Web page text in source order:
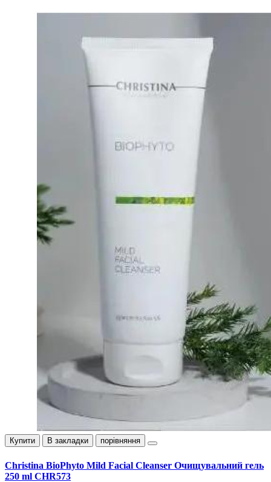
Купити В закладки порівняння
Christina BioPhyto Mild Facial Cleanser Очищувальний гель
250 ml CHR573